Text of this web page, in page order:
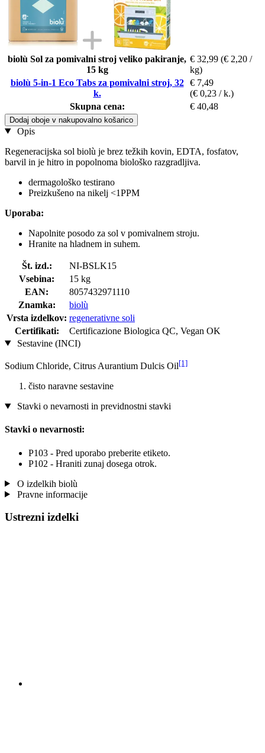
biolù Sol za pomivalni stroj veliko pakiranje,
15 kg
€ 32,99 (€ 2,20 /
kg)
biolù 5-in-1 Eco Tabs za pomivalni stroj, 32
k.
€ 7,49
(€ 0,23 / k.)
Skupna cena:
€ 40,48
Dodaj oboje v nakupovalno košarico
Opis
Regeneracijska sol biolù je brez težkih kovin, EDTA, fosfatov,
barvil in je hitro in popolnoma biološko razgradljiva.
dermagološko testirano
Preizkušeno na nikelj <1PPM
Uporaba:
Napolnite posodo za sol v pomivalnem stroju.
Hranite na hladnem in suhem.
Št. izd.:
NI-BSLK15
Vsebina:
15 kg
EAN:
8057432971110
Znamka:
biolù
Vrsta izdelkov: regenerativne soli
Certifikati:
Certificazione Biologica QC, Vegan OK
Sestavine (INCI)
Sodium Chloride, Citrus Aurantium Dulcis Oil[1]
čisto naravne sestavine
Stavki o nevarnosti in previdnostni stavki
Stavki o nevarnosti:
P103 - Pred uporabo preberite etiketo.
P102 - Hraniti zunaj dosega otrok.
O izdelkih biolù
Pravne informacije
Ustrezni izdelki